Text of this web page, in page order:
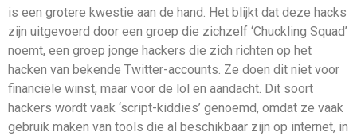
is een grotere kwestie aan de hand. Het blijkt dat deze hacks
zijn uitgevoerd door een groep die zichzelf ‘Chuckling Squad’
noemt, een groep jonge hackers die zich richten op het
hacken van bekende Twitter-accounts. Ze doen dit niet voor
financiële winst, maar voor de lol en aandacht. Dit soort
hackers wordt vaak ‘script-kiddies’ genoemd, omdat ze vaak
gebruik maken van tools die al beschikbaar zijn op internet, in